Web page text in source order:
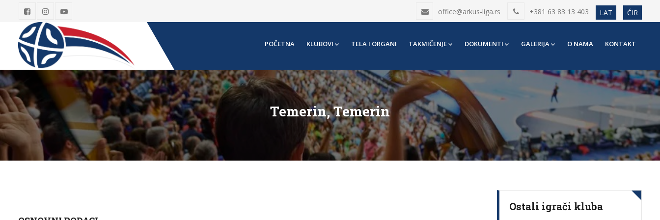
office@arkus-liga.rs +381 63 83 13 403 LAT ĆIR
POČETNA KLUBOVI TELA I ORGANI TAKMIČENJE DOKUMENTI GALERIJA O NAMA KONTAKT
Temerin, Temerin
Ostali igrači kluba